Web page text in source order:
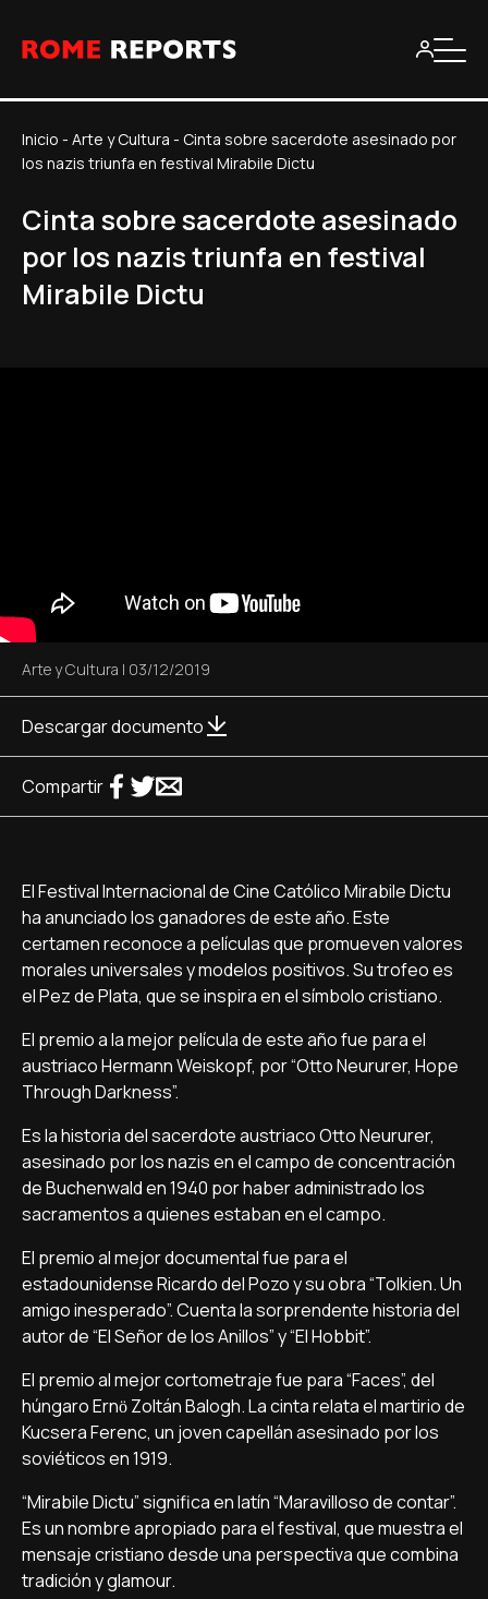
Inicio - Arte y Cultura - Cinta sobre sacerdote asesinado por
los nazis triunfa en festival Mirabile Dictu
Cinta sobre sacerdote asesinado
por los nazis triunfa en festival
Mirabile Dictu
Arte y Cultura | 03/12/2019
Descargar documento
Compartir
El Festival Internacional de Cine Católico Mirabile Dictu
ha anunciado los ganadores de este año. Este
certamen reconoce a películas que promueven valores
morales universales y modelos positivos. Su trofeo es
el Pez de Plata, que se inspira en el símbolo cristiano.
El premio a la mejor película de este año fue para el
austriaco Hermann Weiskopf, por “Otto Neururer, Hope
Through Darkness”.
Es la historia del sacerdote austriaco Otto Neururer,
asesinado por los nazis en el campo de concentración
de Buchenwald en 1940 por haber administrado los
sacramentos a quienes estaban en el campo.
El premio al mejor documental fue para el
estadounidense Ricardo del Pozo y su obra “Tolkien. Un
amigo inesperado”. Cuenta la sorprendente historia del
autor de “El Señor de los Anillos” y “El Hobbit”.
El premio al mejor cortometraje fue para “Faces”, del
húngaro Ernӧ Zoltán Balogh. La cinta relata el martirio de
Kucsera Ferenc, un joven capellán asesinado por los
soviéticos en 1919.
“Mirabile Dictu” significa en latín “Maravilloso de contar”.
Es un nombre apropiado para el festival, que muestra el
mensaje cristiano desde una perspectiva que combina
tradición y glamour.